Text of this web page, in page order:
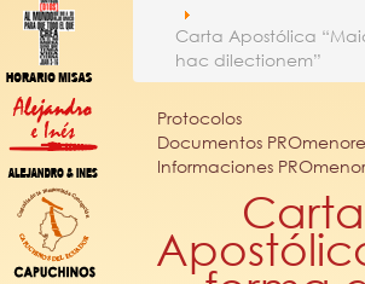
Carta Apostólica
hac dilectionem”
Protocolos
Documentos
Informaciones
Carta